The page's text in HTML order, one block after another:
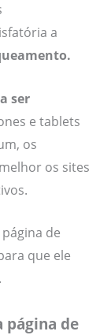
a
.
ser
e tablets
os
os sites
de
que ele
página de